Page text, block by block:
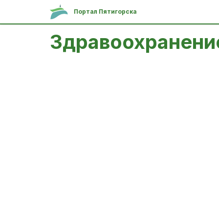
Портал Пятигорска